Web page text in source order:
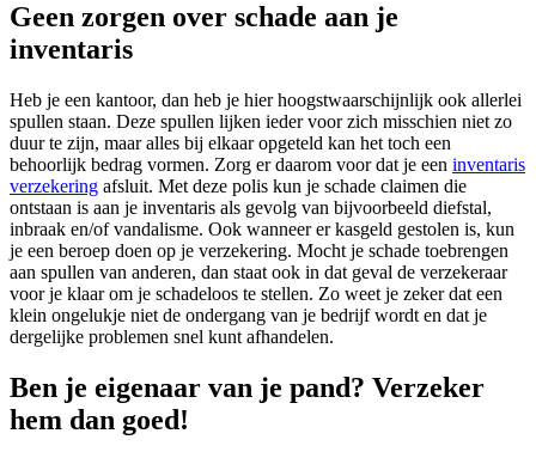
Geen zorgen over schade aan je
inventaris
Heb je een kantoor, dan heb je hier hoogstwaarschijnlijk ook allerlei
spullen staan. Deze spullen lijken ieder voor zich misschien niet zo
duur te zijn, maar alles bij elkaar opgeteld kan het toch een
behoorlijk bedrag vormen. Zorg er daarom voor dat je een inventaris
verzekering afsluit. Met deze polis kun je schade claimen die
ontstaan is aan je inventaris als gevolg van bijvoorbeeld diefstal,
inbraak en/of vandalisme. Ook wanneer er kasgeld gestolen is, kun
je een beroep doen op je verzekering. Mocht je schade toebrengen
aan spullen van anderen, dan staat ook in dat geval de verzekeraar
voor je klaar om je schadeloos te stellen. Zo weet je zeker dat een
klein ongelukje niet de ondergang van je bedrijf wordt en dat je
dergelijke problemen snel kunt afhandelen.
Ben je eigenaar van je pand? Verzeker
hem dan goed!